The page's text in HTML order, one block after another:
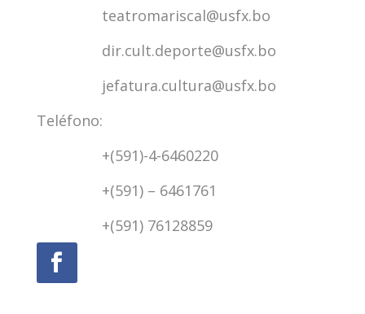
teatromariscal@usfx.bo
dir.cult.deporte@usfx.bo
jefatura.cultura@usfx.bo
Teléfono:
+(591)-4-6460220
+(591) – 6461761
+(591) 76128859